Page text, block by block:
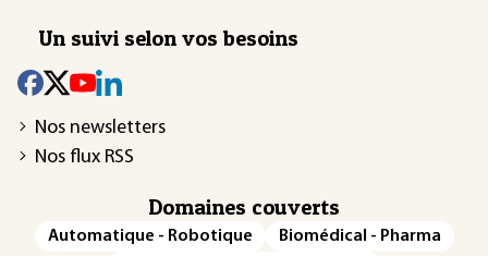
Un suivi selon vos besoins
Nos newsletters
Nos flux RSS
Domaines couverts
Automatique - Robotique
Biomédical - Pharma